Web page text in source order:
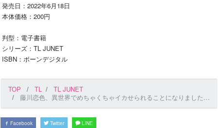
発売日：2022年6月18日
本体価格：200円
判型：電子書籍
シリーズ：TL JUNET
ISBN：ボーンデジタル
TOP TL
TL JUNET
藤川恋色、異世界でめちゃくちゃイカせられることになりました。〜戦士も賢者も神官も…私のカラダに夢中なの!?〜 第2話
Facebook Twitter LINE